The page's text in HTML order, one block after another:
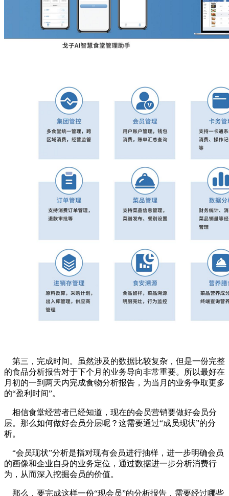
第三，完成时间。虽然涉及的数据比较复杂，但是一份完整
的食品分析报告对于下个月的业务导向非常重要。所以最好在
月初的一到两天内完成食物分析报告，为当月的业务争取更多
的“盈利时间”。
相信食堂经营者已经知道，现在的会员营销要做好会员分
层。那么如何做好会员分层呢？这需要通过“成员现状”的分
析。
“会员现状”分析是指对现有会员进行抽样，进一步明确会员
的画像和企业自身的业务定位，通过数据进一步分析消费行
为，从而深入挖掘会员的价值。
那么，要完成这样一份“现会员”的分析报告，需要经过哪些